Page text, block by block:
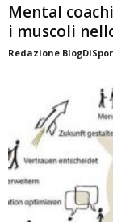
Mental
i muscoli
Redazione